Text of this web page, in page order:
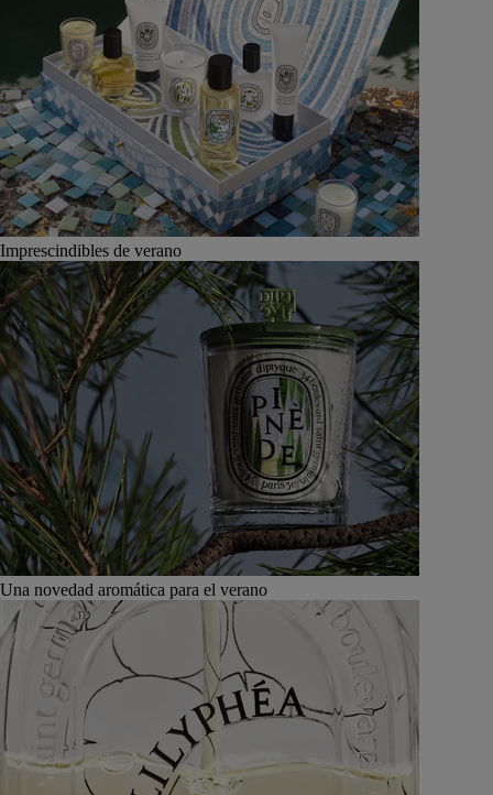
Imprescindibles de verano
Una novedad aromática para el verano